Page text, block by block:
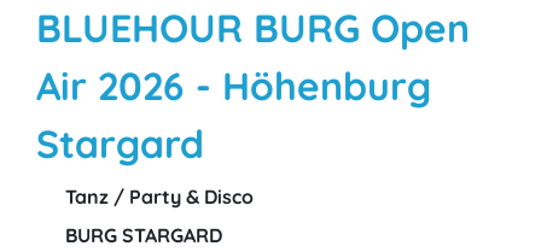
BLUEHOUR BURG Open
Air 2026 - Höhenburg
Stargard
Tanz / Party & Disco
BURG STARGARD